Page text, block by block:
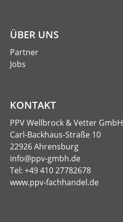
ÜBER UNS
Partner
Jobs
KONTAKT
PPV Wellbrock & Vetter GmbH
Carl-Backhaus-Straße 10
22926 Ahrensburg
info@ppv-gmbh.de
Tel: +49 410 27782678
www.ppv-fachhandel.de